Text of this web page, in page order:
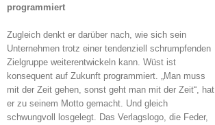
programmiert
Zugleich denkt er darüber nach, wie sich sein
Unternehmen trotz einer tendenziell schrumpfenden
Zielgruppe weiterentwickeln kann. Wüst ist
konsequent auf Zukunft programmiert. „Man muss
mit der Zeit gehen, sonst geht man mit der Zeit“, hat
er zu seinem Motto gemacht. Und gleich
schwungvoll losgelegt. Das Verlagslogo, die Feder,